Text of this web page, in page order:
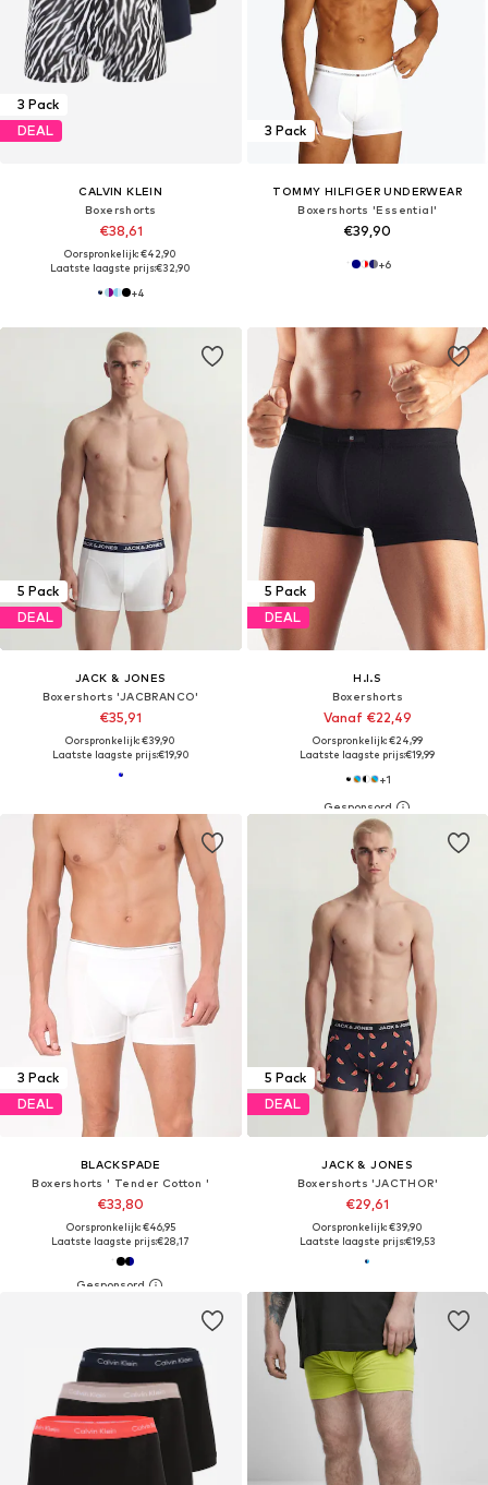
3 Pack
DEAL
CALVIN KLEIN
Boxershorts
€38,61
Oorspronkelijk: €42,90
Laatste laagste prijs:€32,90
+4
3 Pack
TOMMY HILFIGER UNDERWEAR
Boxershorts 'Essential'
€39,90
+6
5 Pack
DEAL
JACK & JONES
Boxershorts 'JACBRANCO'
€35,91
Oorspronkelijk: €39,90
Laatste laagste prijs:€19,90
5 Pack
DEAL
H.I.S
Boxershorts
Vanaf €22,49
Oorspronkelijk: €24,99
Laatste laagste prijs:€19,99
+1
3 Pack
DEAL
BLACKSPADE
Boxershorts ' Tender Cotton '
€33,80
Oorspronkelijk: €46,95
Laatste laagste prijs:€28,17
5 Pack
DEAL
JACK & JONES
Boxershorts 'JACTHOR'
€29,61
Oorspronkelijk: €39,90
Laatste laagste prijs:€19,53